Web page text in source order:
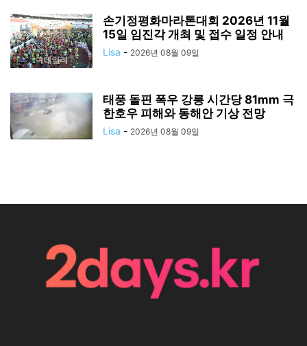
손기정평화마라톤대회 2026년 11월
15일 임진각 개최 및 접수 일정 안내
Lisa - 2026년 08월 09일
태풍 돌핀 폭우 강릉 시간당 81mm 극
한호우 피해와 동해안 기상 전망
Lisa - 2026년 08월 09일